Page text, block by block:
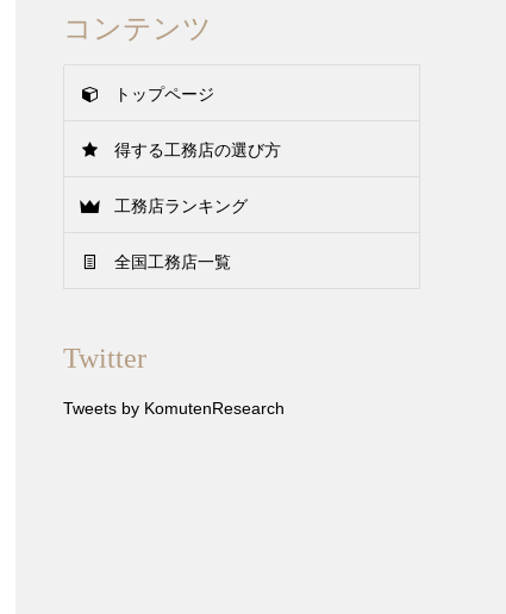
コンテンツ
トップページ
得する工務店の選び方
工務店ランキング
全国工務店一覧
Twitter
Tweets by KomutenResearch